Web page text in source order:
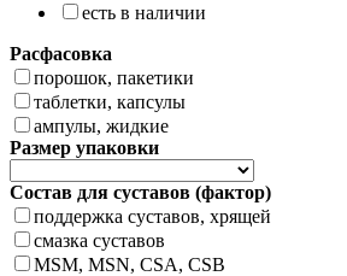
есть в наличии
Расфасовка
порошок, пакетики
таблетки, капсулы
ампулы, жидкие
Размер упаковки
Состав для суставов (фактор)
поддержка суставов, хрящей
смазка суставов
MSM, MSN, CSA, CSB